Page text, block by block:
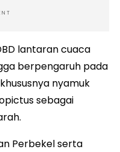
lantaran cuaca
berpengaruh pada
nyamuk
sebagai
Perbekel serta